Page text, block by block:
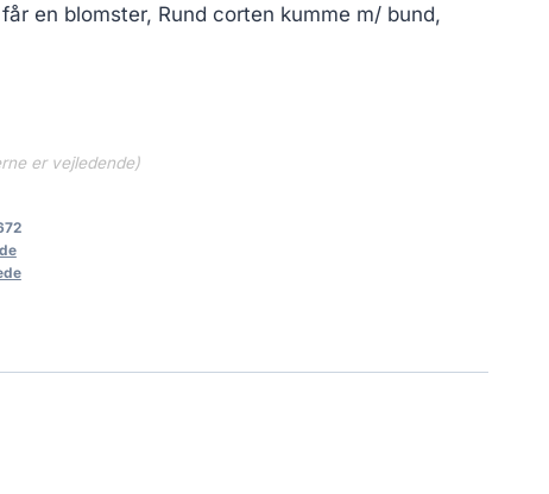
en blomster, Rund corten kumme m/ bund,
er vejledende)